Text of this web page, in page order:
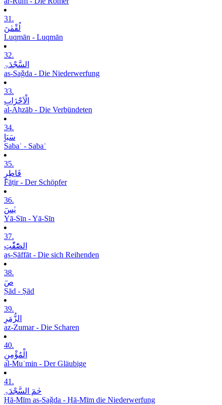
31.
لُقْمٰنَ
Luqmān - Luqmān
32.
السَّجْدَۃِ
as-Saǧda - Die Niederwerfung
33.
الْاَحْزَابِ
al-Aḥzāb - Die Verbündeten
34.
سَبَاٍ
Sabaʾ - Sabaʾ
35.
فَاطِرٍ
Fāṭir - Der Schöpfer
36.
یٰسٓ
Yā-Sīn - Yā-Sīn
37.
الصّٰٓفّٰتِ
aṣ-Ṣāffāt - Die sich Reihenden
38.
صٓ
Ṣād - Ṣād
39.
الزُّمَرِ
az-Zumar - Die Scharen
40.
الْمُؤْمِنِ
al-Muʾmin - Der Gläubige
41.
حٰمٓ السَّجْدَۃِ
Ḥā-Mīm as-Saǧda - Ḥā-Mīm die Niederwerfung